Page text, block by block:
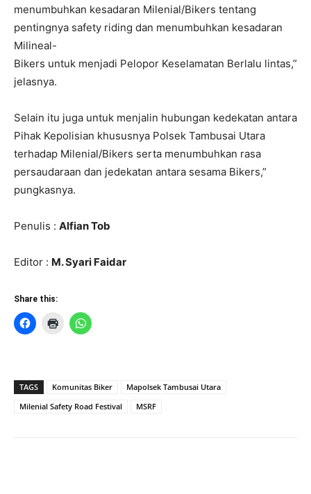
menumbuhkan kesadaran Milenial/Bikers tentang
pentingnya safety riding dan menumbuhkan kesadaran
Milineal-
Bikers untuk menjadi Pelopor Keselamatan Berlalu lintas,”
jelasnya.
Selain itu juga untuk menjalin hubungan kedekatan antara
Pihak Kepolisian khususnya Polsek Tambusai Utara
terhadap Milenial/Bikers serta menumbuhkan rasa
persaudaraan dan jedekatan antara sesama Bikers,”
pungkasnya.
Penulis : Alfian Tob
Editor : M. Syari Faidar
Share this:
TAGS Komunitas Biker
Mapolsek Tambusai Utara
Milenial Safety Road Festival
MSRF